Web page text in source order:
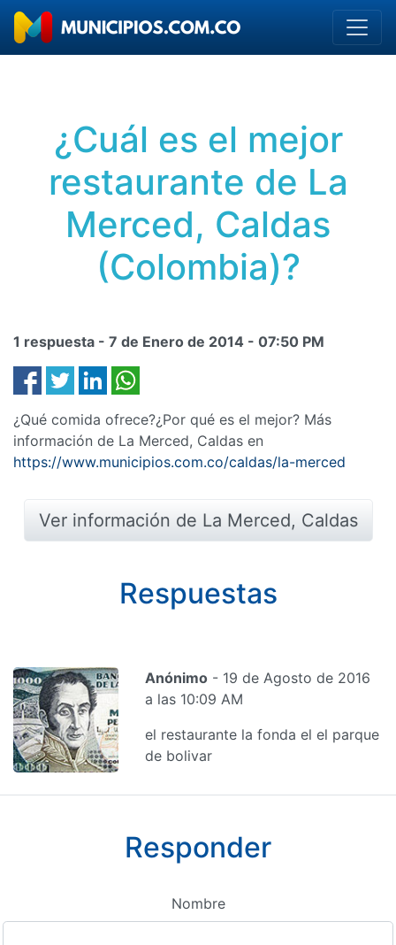
¿Cuál es el mejor
restaurante de La
Merced, Caldas
(Colombia)?
1 respuesta - 7 de Enero de 2014 - 07:50 PM
¿Qué comida ofrece?¿Por qué es el mejor? Más
información de La Merced, Caldas en
https://www.municipios.com.co/caldas/la-merced
Ver información de La Merced, Caldas
Respuestas
Anónimo - 19 de Agosto de 2016
a las 10:09 AM
el restaurante la fonda el el parque
de bolivar
Responder
Nombre